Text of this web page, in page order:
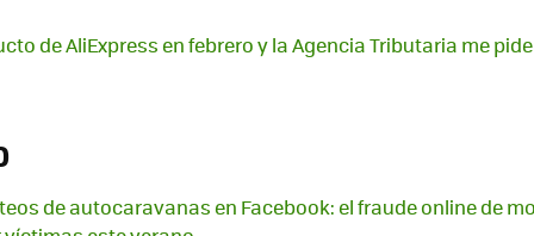
de AliExpress en febrero y la Agencia Tributaria me
de autocaravanas en Facebook: el fraude online de